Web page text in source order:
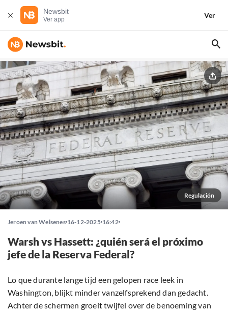
Newsbit
Ver app
Ver
Regulación
Jeroen van Welsenes 16-12-2025 16:42
Warsh vs Hassett: ¿quién será el próximo
jefe de la Reserva Federal?
Lo que durante lange tijd een gelopen race leek in
Washington, blijkt minder vanzelfsprekend dan gedacht.
Achter de schermen groeit twijfel over de benoeming van